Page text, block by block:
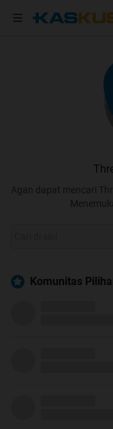
Agan dapat mencari
Komunitas